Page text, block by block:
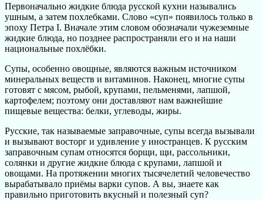
Первоначально жидкие блюда русской кухни назывались
ушным, а затем похлебками. Слово «суп» появилось только в
эпоху Петра I. Вначале этим словом обозначали чужеземные
жидкие блюда, но позднее распространяли его и на наши
национальные похлёбки.
Супы, особенно овощные, являются важным источником
минеральных веществ и витаминов. Наконец, многие супы
готовят с мясом, рыбой, крупами, пельменями, лапшой,
картофелем; поэтому они доставляют нам важнейшие
пищевые вещества: белки, углеводы, жиры.
Русские, так называемые заправочные, супы всегда вызывали
и вызывают восторг и удивление у иностранцев. К русским
заправочным супам относятся борщи, щи, рассольники,
солянки и другие жидкие блюда с крупами, лапшой и
овощами. На протяжении многих тысячелетий человечество
вырабатывало приёмы варки супов. А вы, знаете как
правильно приготовить вкусный и полезный суп?